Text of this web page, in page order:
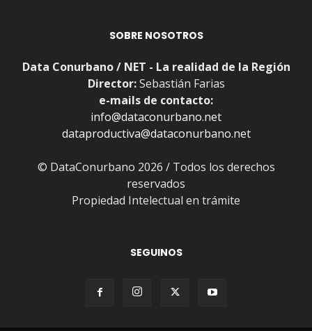
SOBRE NOSOTROS
Data Conurbano / NET - La realidad de la Región
Director:Sebastián Farias
e-mails de contacto:
info@dataconurbano.net
dataproductiva@dataconurbano.net
© DataConurbano 2026 / Todos los derechos
reservados
Propiedad Intelectual en trámite
SEGUINOS